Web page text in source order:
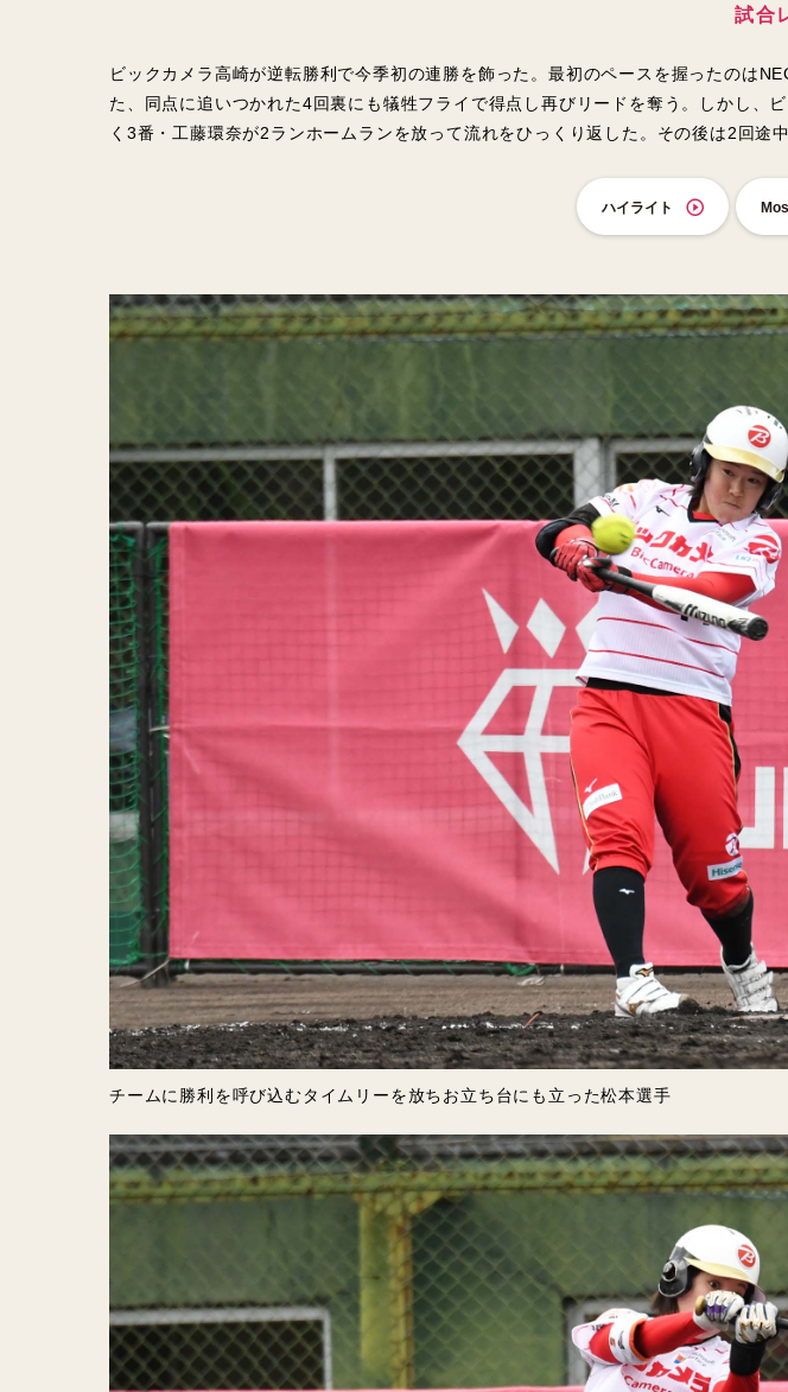
試合
ビックカメラ高崎が逆転勝利で今季初の連勝を飾った。最初のペースを握ったのは
た、同点に追いつかれた4回裏にも犠牲フライで得点し再びリードを奪う。しかし
く3番・工藤環奈が2ランホームランを放って流れをひっくり返した。その後は2回途
ハイライト
チームに勝利を呼び込むタイムリーを放ちお立ち台にも立った松本選手